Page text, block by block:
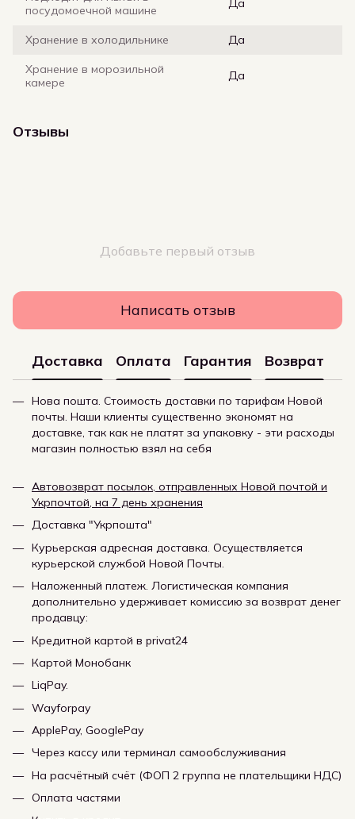
посудомоечной машине
Хранение в холодильнике Да
Хранение в морозильной
камере
Да
Отзывы
Добавьте первый отзыв
Написать отзыв
Доставка Оплата Гарантия Возврат
Нова пошта. Стоимость доставки по тарифам Новой
почты. Наши клиенты существенно экономят на
доставке, так как не платят за упаковку - эти расходы
магазин полностью взял на себя
Автовозврат посылок, отправленных Новой почтой и
Укрпочтой, на 7 день хранения
Доставка "Укрпошта"
Курьерская адресная доставка. Осуществляется
курьерской службой Новой Почты.
Наложенный платеж. Логистическая компания
дополнительно удерживает комиссию за возврат денег
продавцу:
Кредитной картой в privat24
Картой Монобанк
LiqPay.
Wayforpay
ApplePay, GooglePay
Через кассу или терминал самообслуживания
На расчётный счёт (ФОП 2 группа не плательщики НДС)
Оплата частями